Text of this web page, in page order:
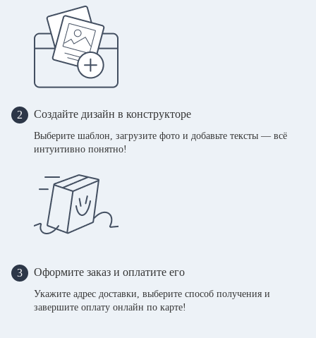
2 Создайте дизайн в конструкторе
Выберите шаблон, загрузите фото и добавьте тексты — всё
интуитивно понятно!
3 Оформите заказ и оплатите его
Укажите адрес доставки, выберите способ получения и
завершите оплату онлайн по карте!